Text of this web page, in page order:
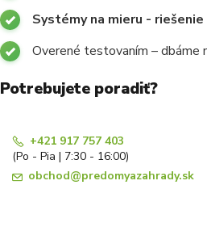
Systémy na mieru -
Overené testovaním – dbáme
Potrebujete poradiť?
+421 917 757 403
(Po - Pia | 7:30 - 16:00)
obchod@predomyazahrady.sk